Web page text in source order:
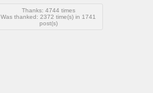
Thanks: 4744 times
Was thanked: 2372 time(s) in 1741
post(s)